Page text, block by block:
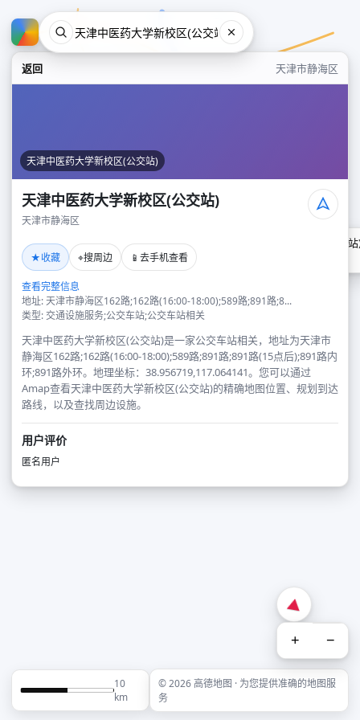
返回 天津市静海区
天津中医药大学新校区(公交站)
天津中医药大学新校区(公交站)
天津市静海区
★收藏 ⌖搜周边 📱 去手机查看
查看完整信息
地址: 天津市静海区162路;162路(16:00-18:00);589路;891路;8...
类型: 交通设施服务;公交车站;公交车站相关
天津中医药大学新校区(公交站)是一家公交车站相关，地址为天津市
静海区162路;162路(16:00-18:00);589路;891路;891路(15点后);891路内
环;891路外环。地理坐标：38.956719,117.064141。您可以通过
Amap查看天津中医药大学新校区(公交站)的精确地图位置、规划到达
路线，以及查找周边设施。
用户评价
匿名用户
天津中医药大学新校区(公交
+ −
10
km
© 2026 高德地图 · 为您提供准确的地图服
务